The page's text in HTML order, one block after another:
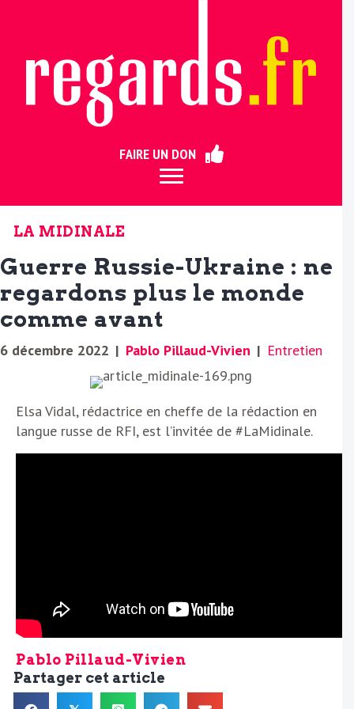
FAIRE UN DON
LA MIDINALE
Guerre Russie-Ukraine : ne
regardons plus le monde
comme avant
6 décembre 2022 | Pablo Pillaud-Vivien | Entretien
Elsa Vidal, rédactrice en cheffe de la rédaction en
langue russe de RFI, est l’invitée de #LaMidinale.
Pablo Pillaud-Vivien
Partager cet article